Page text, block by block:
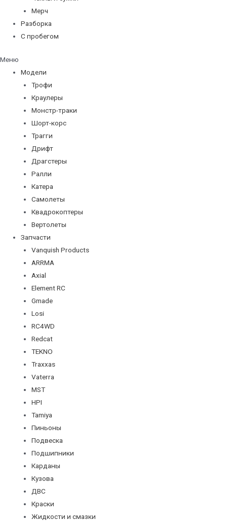
Мерч
Разборка
С пробегом
Меню
Модели
Трофи
Краулеры
Монстр-траки
Шорт-корс
Трагги
Дрифт
Драгстеры
Ралли
Катера
Самолеты
Квадрокоптеры
Вертолеты
Запчасти
Vanquish Products
ARRMA
Axial
Element RC
Gmade
Losi
RC4WD
Redcat
TEKNO
Traxxas
Vaterra
MST
HPI
Tamiya
Пиньоны
Подвеска
Подшипники
Карданы
Кузова
ДВС
Краски
Жидкости и смазки